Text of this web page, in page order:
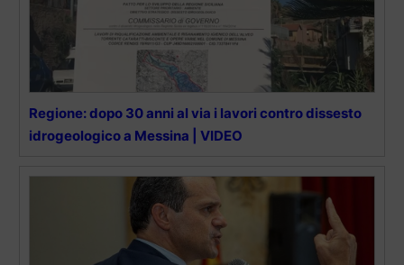
Regione: dopo 30 anni al via i lavori contro dissesto
idrogeologico a Messina | VIDEO